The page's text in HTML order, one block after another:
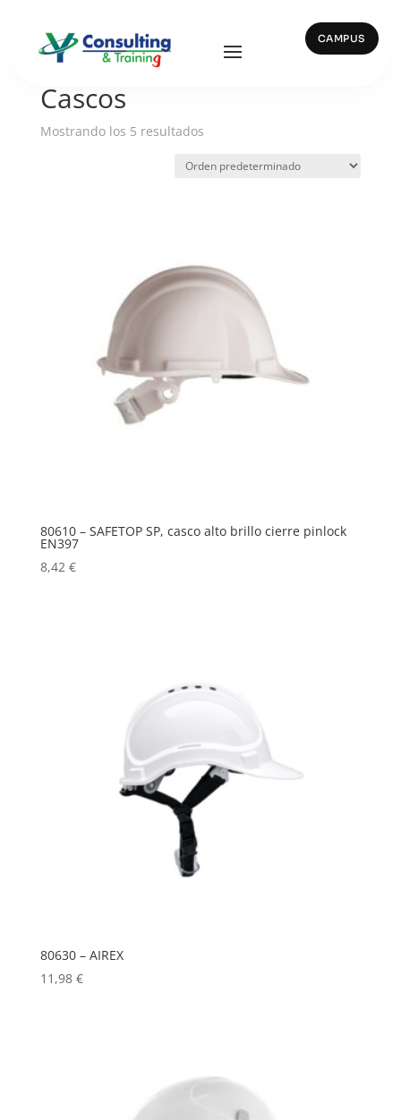
CAMPUS
Inicio / Cascos
Cascos
Mostrando los 5 resultados
80610 – SAFETOP SP, casco alto brillo cierre pinlock
EN397
8,42 €
80630 – AIREX
11,98 €